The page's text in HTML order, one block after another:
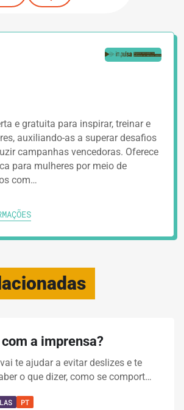
e gratuita para inspirar, treinar e
auxiliando-as a superar desafios
campanhas vencedoras. Oferece
para mulheres por meio de
com…
a imprensa?
te ajudar a evitar deslizes e te
o que dizer, como se comport…
PT